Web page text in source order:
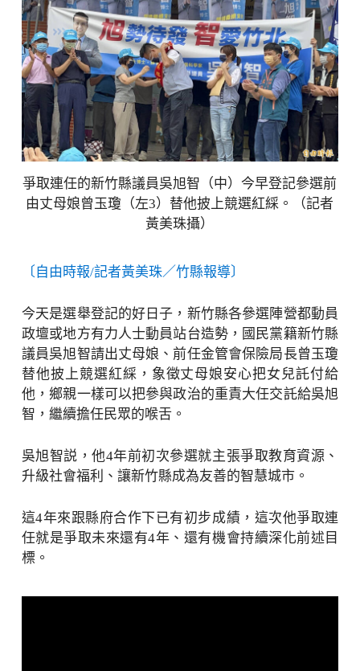
爭取連任的新竹縣議員吳旭智（中）今早登記參選前
由丈母娘曾玉瓊（左3）替他披上競選紅綵。（記者
黃美珠攝）
〔自由時報/記者黃美珠／竹縣報導〕
今天是選舉登記的好日子，新竹縣各參選陣營都動員
政壇或地方有力人士動員站台造勢，國民黨籍新竹縣
議員吳旭智請出丈母娘、前任金管會保險局長曾玉瓊
替他披上競選紅綵，象徵丈母娘安心把女兒託付給
他，鄉親一樣可以把參與政治的重責大任交託給吳旭
智，繼續擔任民眾的喉舌。
吳旭智説，他4年前初次參選就主張爭取教育資源、
升級社會福利、讓新竹縣成為友善的智慧城市。
這4年來跟縣府合作下已有初步成績，這次他爭取連
任就是爭取未來還有4年、還有機會持續深化前述目
標。